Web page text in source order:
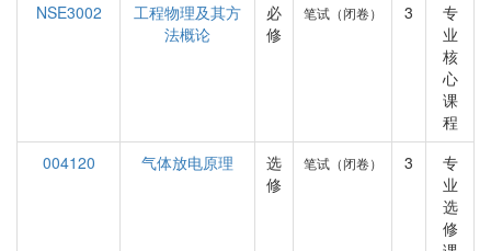
NSE3002
工程物理及其方
法概论
必
修
笔试（闭卷） 3
专
业
核
心
课
程
004120
气体放电原理
选
修
笔试（闭卷） 3
专
业
选
修